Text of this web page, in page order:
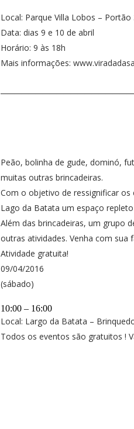
Local: Parque Villa Lobos –
Data: dias 9 e 10 de abril
Horário: 9 às 18h
Mais informações:
Peão, bolinha de gude, dominó,
muitas outras brincadeiras.
Com o objetivo de ressignificar os
Lago da Batata um espaço
Além das brincadeiras, um grupo
outras atividades. Venha com sua
Atividade gratuita!
09/04/2016
(sábado)
10:00 – 16:00
Local: Largo da Batata –
Todos os eventos são gratuitos !